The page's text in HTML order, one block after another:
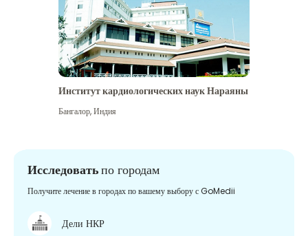
Институт кардиологических наук Нараяны
Бангалор,Индия
Исследоватьпо городам
Получите лечение в городах по вашему выбору с GoMedii
Дели НКР